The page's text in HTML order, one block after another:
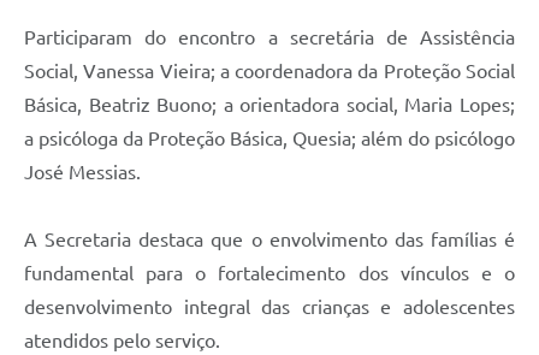
Participaram do encontro a secretária de Assistência
Social, Vanessa Vieira; a coordenadora da Proteção Social
Básica, Beatriz Buono; a orientadora social, Maria Lopes;
a psicóloga da Proteção Básica, Quesia; além do psicólogo
José Messias.
A Secretaria destaca que o envolvimento das famílias é
fundamental para o fortalecimento dos vínculos e o
desenvolvimento integral das crianças e adolescentes
atendidos pelo serviço.